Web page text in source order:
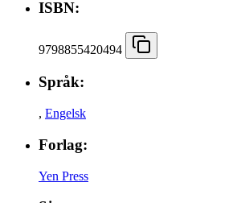
ISBN:
9798855420494
Språk:
, Engelsk
Forlag:
Yen Press